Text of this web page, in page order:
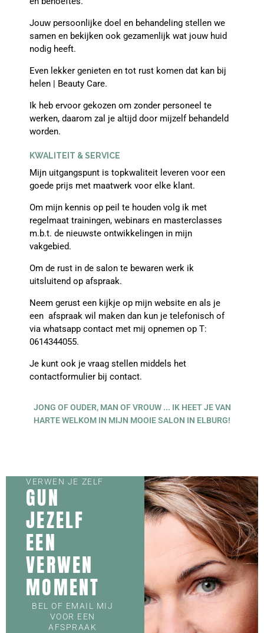
Jouw persoonlijke doel en behandeling stellen we
samen en bekijken ook gezamenlijk wat jouw huid
nodig heeft.
Even lekker genieten en tot rust komen dat kan bij
helen | Beauty Care.
Ik heb ervoor gekozen om zonder personeel te
werken, daarom zal je altijd door mijzelf behandeld
worden.
KWALITEIT & SERVICE
Mijn uitgangspunt is topkwaliteit leveren voor een
goede prijs met maatwerk voor elke klant.
Om mijn kennis op peil te houden volg ik met
regelmaat trainingen, webinars en masterclasses
m.b.t. de nieuwste ontwikkelingen in mijn
vakgebied.
Om de rust in de salon te bewaren werk ik
uitsluitend op afspraak.
Neem gerust een kijkje op mijn website en als je
een afspraak wil maken dan kun je telefonisch of
via whatsapp contact met mij opnemen op T:
0614344055.
Je kunt ook je vraag stellen middels het
contactformulier bij contact.
JONG OF OUDER, MAN OF VROUW ... IK HEET JE VAN
HARTE WELKOM IN MIJN MOOIE SALON IN ELBURG!
VERWEN JE ZELF
GUN
JEZELF
EEN
VERWEN
MOMENT
BEL OF EMAIL MIJ
VOOR EEN
AFSPRAAK